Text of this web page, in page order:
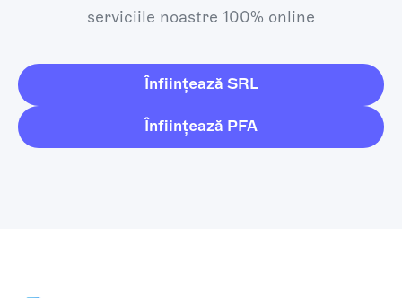
serviciile noastre 100% online
Înființează SRL
Înființează PFA